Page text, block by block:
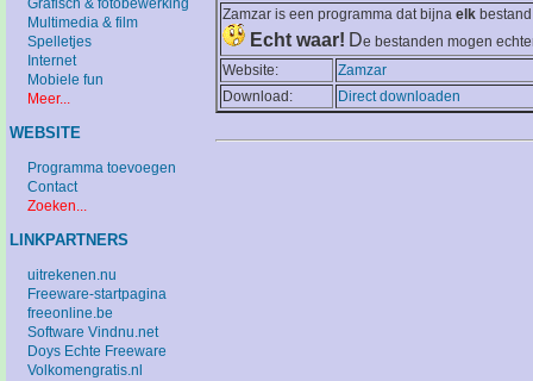
Zamzar is een programma dat bijna elk
Echt waar! De bestanden mogen
Website:
Zamzar
Download:
Direct downloaden
Grafisch & fotobewerking
Multimedia & film
Spelletjes
Internet
Mobiele fun
Meer...
WEBSITE
Programma toevoegen
Contact
Zoeken...
LINKPARTNERS
uitrekenen.nu
Freeware-startpagina
freeonline.be
Software Vindnu.net
Doys Echte Freeware
Volkomengratis.nl